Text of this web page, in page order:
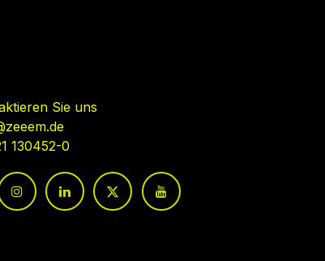
Sie uns
130452-0